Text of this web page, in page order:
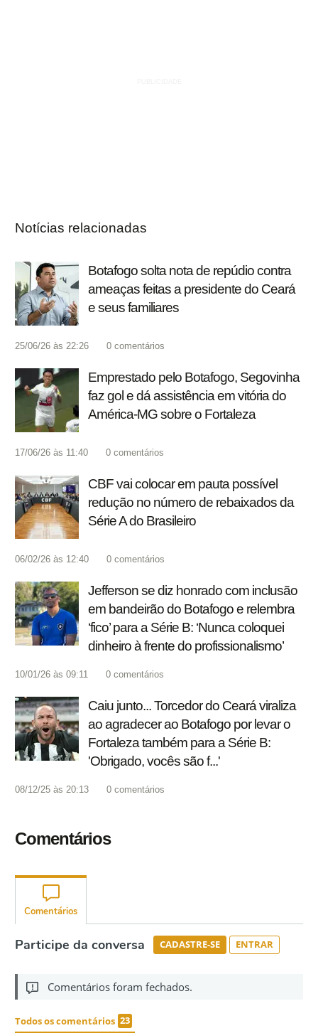
Notícias relacionadas
Botafogo solta nota de repúdio contra
ameaças feitas a presidente do Ceará
e seus familiares
25/06/26 às 22:26 0 comentários
Emprestado pelo Botafogo, Segovinha
faz gol e dá assistência em vitória do
América-MG sobre o Fortaleza
17/06/26 às 11:40 0 comentários
CBF vai colocar em pauta possível
redução no número de rebaixados da
Série A do Brasileiro
06/02/26 às 12:40 0 comentários
Jefferson se diz honrado com inclusão
em bandeirão do Botafogo e relembra
‘fico’ para a Série B: ‘Nunca coloquei
dinheiro à frente do profissionalismo’
10/01/26 às 09:11 0 comentários
Caiu junto... Torcedor do Ceará viraliza
ao agradecer ao Botafogo por levar o
Fortaleza também para a Série B:
'Obrigado, vocês são f...'
08/12/25 às 20:13 0 comentários
Comentários